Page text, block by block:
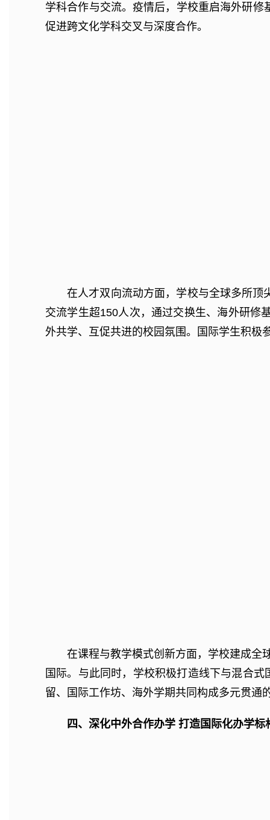
学科合作与交流。疫情后，学校重启海外研
促进跨文化学科交叉与深度合作。
在人才双向流动方面，学校与全球多所
交流学生超150人次，通过交换生、海外研修
外共学、互促共进的校园氛围。国际学生积极
在课程与教学模式创新方面，学校建成全
国际。与此同时，学校积极打造线下与混合
留、国际工作坊、海外学期共同构成多元贯通
四、深化中外合作办学 打造国际化办学标